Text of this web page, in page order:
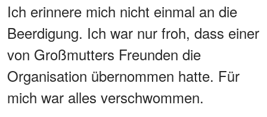
Ich erinnere mich nicht einmal an die
Beerdigung. Ich war nur froh, dass einer
von Großmutters Freunden die
Organisation übernommen hatte. Für
mich war alles verschwommen.